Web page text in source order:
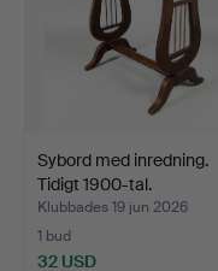
Sybord med inredning.
Tidigt 1900-tal.
Klubbades 19 jun 2026
1 bud
32 USD